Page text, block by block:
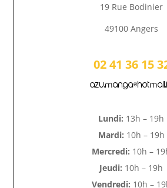
19 Rue Bodinier
49100 Angers
02 41 36 15
Lundi: 13h – 19h
Mardi: 10h – 19h
Mercredi: 10h –
Jeudi: 10h – 19h
Vendredi: 10h –